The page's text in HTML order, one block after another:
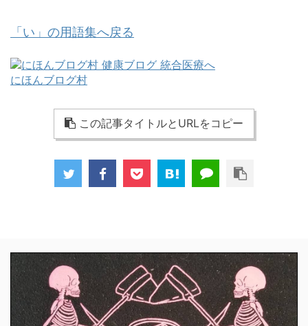
「い」の用語集へ戻る
にほんブログ村
この記事タイトルとURLをコピー